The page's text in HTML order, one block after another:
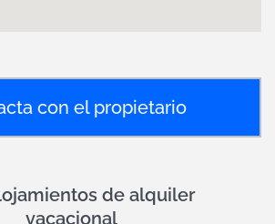
con el propietario
de alquiler
vacacional